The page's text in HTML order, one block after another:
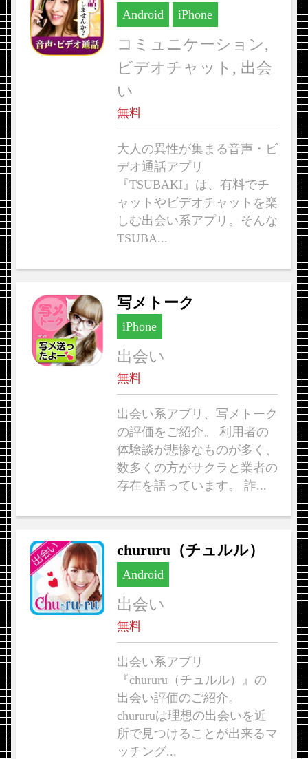
Android iPhone
コミュニケーション,
ビデオチャット, 出会
い
無料
大人の異性が集まる音声・ビ
デオ通話アプリ
『TSUBAKI』は、有料でチ
ャットやビデオチャットを楽
しむ出会い系アプリ。そんな
TSUBA...
写メトーク
iPhone
出会い
無料
出会い系アプリ、写メトーク
の評価をご紹介。 利用者の
体験談が悲惨なものが多く、
数多くの方がサクラと業者の
存在を語っています。 詐...
chururu（チュルル）
Android
出会い
無料
出会い系アプリ
『chururu（チュルル）』の
出会い評価のご紹介。
chururuは理想の出会いを近
所で見つけることが出来るマ
ッチング...